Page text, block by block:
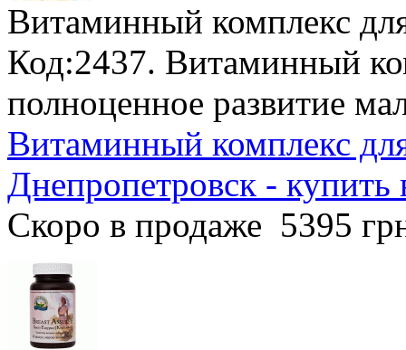
Витаминный комплекс
Код:2437. Витаминный
полноценное развитие
Витаминный комплекс
Днепропетровск -
Скоро в продаже 5395